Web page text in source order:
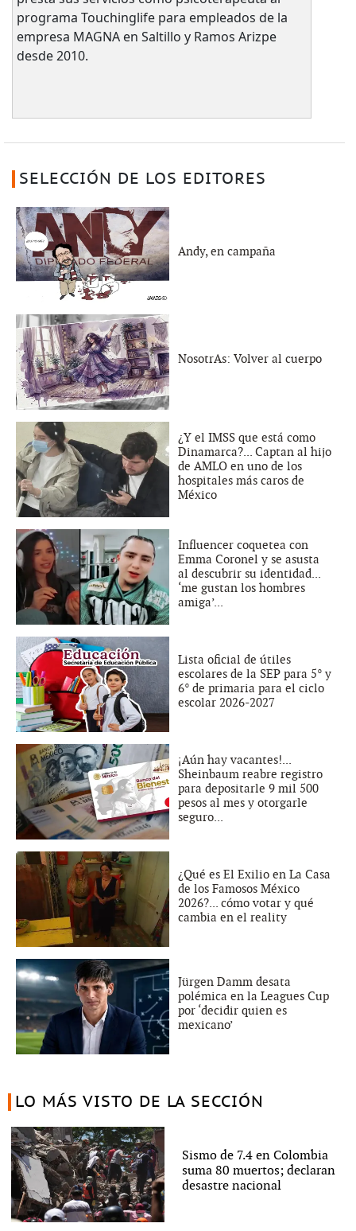
programa Touchinglife para empleados de la
empresa MAGNA en Saltillo y Ramos Arizpe
desde 2010.
SELECCIÓN DE LOS EDITORES
Andy, en campaña
NosotrAs: Volver al cuerpo
¿Y el IMSS que está como
Dinamarca?... Captan al hijo
de AMLO en uno de los
hospitales más caros de
México
Influencer coquetea con
Emma Coronel y se asusta
al descubrir su identidad...
‘me gustan los hombres
amiga’...
Lista oficial de útiles
escolares de la SEP para 5° y
6° de primaria para el ciclo
escolar 2026-2027
¡Aún hay vacantes!...
Sheinbaum reabre registro
para depositarle 9 mil 500
pesos al mes y otorgarle
seguro...
¿Qué es El Exilio en La Casa
de los Famosos México
2026?... cómo votar y qué
cambia en el reality
Jürgen Damm desata
polémica en la Leagues Cup
por ‘decidir quien es
mexicano’
LO MÁS VISTO DE LA SECCIÓN
Sismo de 7.4 en Colombia
suma 80 muertos; declaran
desastre nacional